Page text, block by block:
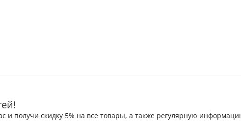
и получи скидку 5% на все товары, а также регулярную